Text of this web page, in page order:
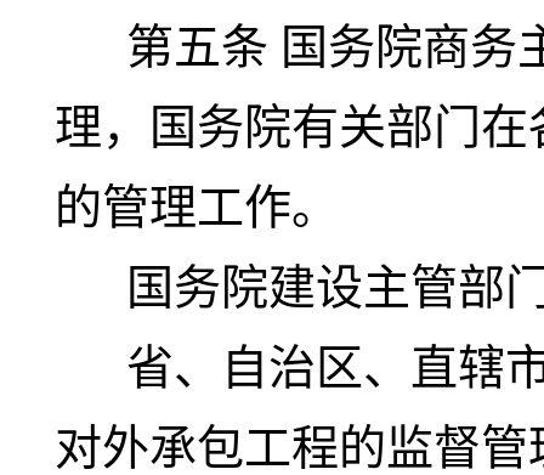
第五条 国务院商务
理，国务院有关部门
的管理工作。
国务院建设主管部门
省、自治区、直辖市
对外承包工程的监督管